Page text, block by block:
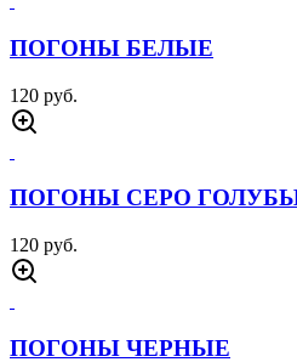
ПОГОНЫ БЕЛЫЕ
120 руб.
ПОГОНЫ СЕРО
120 руб.
ПОГОНЫ ЧЕРНЫЕ